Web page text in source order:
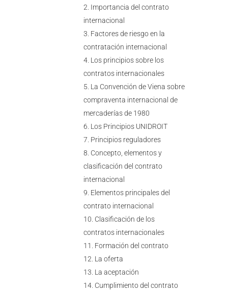
Importancia del contrato
internacional
Factores de riesgo en la
contratación internacional
Los principios sobre los
contratos internacionales
La Convención de Viena sobre
compraventa internacional de
mercaderías de 1980
Los Principios UNIDROIT
Principios reguladores
Concepto, elementos y
clasificación del contrato
internacional
Elementos principales del
contrato internacional
Clasificación de los
contratos internacionales
Formación del contrato
La oferta
La aceptación
Cumplimiento del contrato